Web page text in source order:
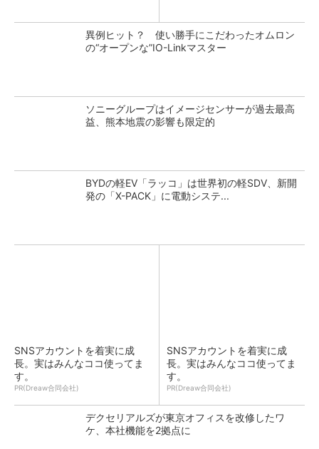
異例ヒット？ 使い勝手にこだわったオムロン
の“オープンな”IO-Linkマスター
ソニーグループはイメージセンサーが過去最高
益、熊本地震の影響も限定的
BYDの軽EV「ラッコ」は世界初の軽SDV、新開
発の「X-PACK」に電動システ...
SNSアカウントを着実に成
長。実はみんなココ使ってま
す。
PR(Dreaw合同会社)
SNSアカウントを着実に成
長。実はみんなココ使ってま
す。
PR(Dreaw合同会社)
デクセリアルズが東京オフィスを改修したワ
ケ、本社機能を2拠点に